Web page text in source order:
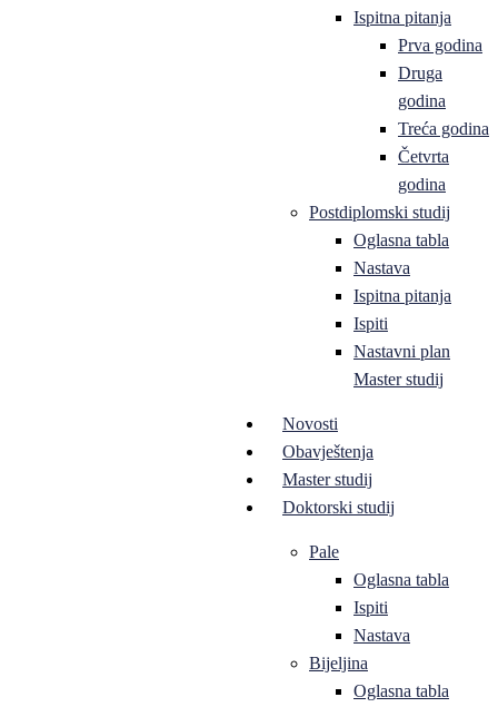
Ispitna pitanja
Prva godina
Druga
godina
Treća godina
Četvrta
godina
Postdiplomski studij
Oglasna tabla
Nastava
Ispitna pitanja
Ispiti
Nastavni plan
Master studij
Novosti
Obavještenja
Master studij
Doktorski studij
Pale
Oglasna tabla
Ispiti
Nastava
Bijeljina
Oglasna tabla